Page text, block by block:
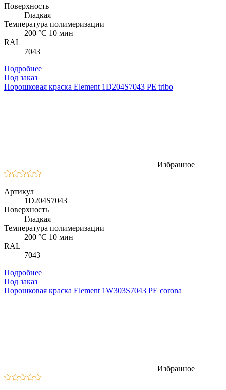
Поверхность
Гладкая
Температура полимеризации
200 °C 10 мин
RAL
7043
Подробнее
Под заказ
Порошковая краска Element 1D204S7043 PE tribo
Избранное
Артикул
1D204S7043
Поверхность
Гладкая
Температура полимеризации
200 °C 10 мин
RAL
7043
Подробнее
Под заказ
Порошковая краска Element 1W303S7043 PE corona
Избранное